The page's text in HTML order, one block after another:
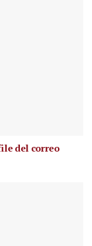
del correo